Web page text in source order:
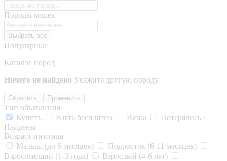
Породы кошек
Выбрать все
Популярные
Каталог пород
Ничего не найдено Укажите другую породу
Сбросить Применить
Тип объявления
Купить
Взять бесплатно Вязка
Потерялись /
Найдены
Возраст питомца
Малыш (до 6 месяцев)
Подросток (6-11 месяцев)
Взрослеющий (1-3 года)
Взрослый (4-6 лет)